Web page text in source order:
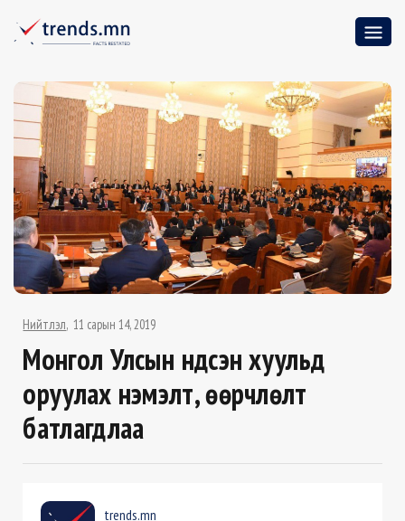
Нийтлэл 11 сарын 14, 2019
Монгол Улсын Үндсэн хуульд
оруулах нэмэлт, өөрчлөлт
батлагдлаа
trends.mn